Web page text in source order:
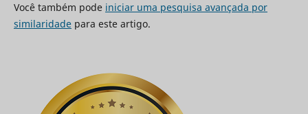
Você também pode iniciar uma pesquisa avançada por
similaridadepara este artigo.